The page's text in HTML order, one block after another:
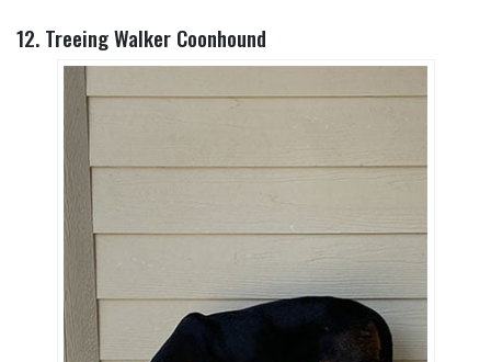
12. Treeing Walker Coonhound